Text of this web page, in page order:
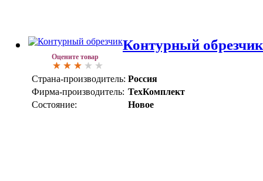
Оцените товар
Контурный
Страна-производитель: Россия
Фирма-производитель: ТехКомплект
Состояние:
Новое